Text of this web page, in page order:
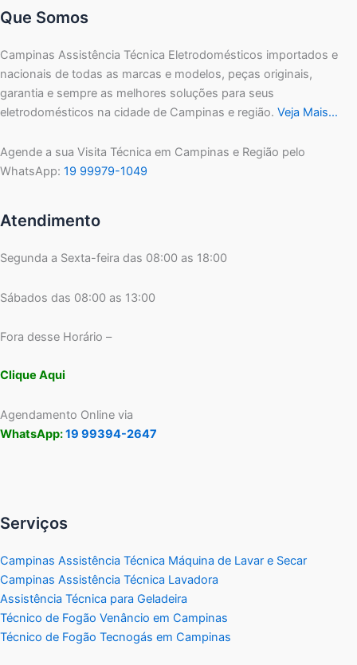
Que Somos
Campinas Assistência Técnica Eletrodomésticos importados e
nacionais de todas as marcas e modelos, peças originais,
garantia e sempre as melhores soluções para seus
eletrodomésticos na cidade de Campinas e região. Veja Mais…
Agende a sua Visita Técnica em Campinas e Região pelo
WhatsApp: 19 99979-1049
Atendimento
Segunda a Sexta-feira das 08:00 as 18:00
Sábados das 08:00 as 13:00
Fora desse Horário –
Clique Aqui
Agendamento Online via
WhatsApp:19 99394-2647
Serviços
Campinas Assistência Técnica Máquina de Lavar e Secar
Campinas Assistência Técnica Lavadora
Assistência Técnica para Geladeira
Técnico de Fogão Venâncio em Campinas
Técnico de Fogão Tecnogás em Campinas